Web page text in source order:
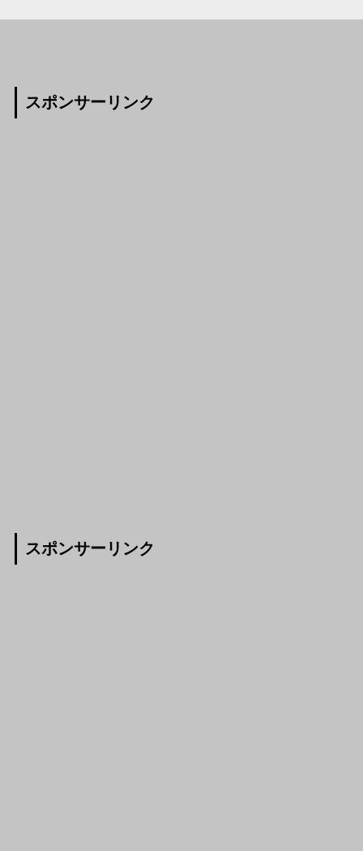
スポンサーリンク
スポンサーリンク